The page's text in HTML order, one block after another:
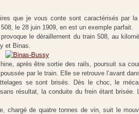
que je vous conte sont caractérisés par la
le 28 juin 1909, en est un exemple parfait.
le déraillement du train 508, au
et Binas.
après être sortie des rails, poursuit sa
par le train. Elle se retrouve l’avant
se sont brisés. Dès le choc, le
résultat, la conduite du frein étant brisée.
chargé de quatre tonnes de vin, suit le